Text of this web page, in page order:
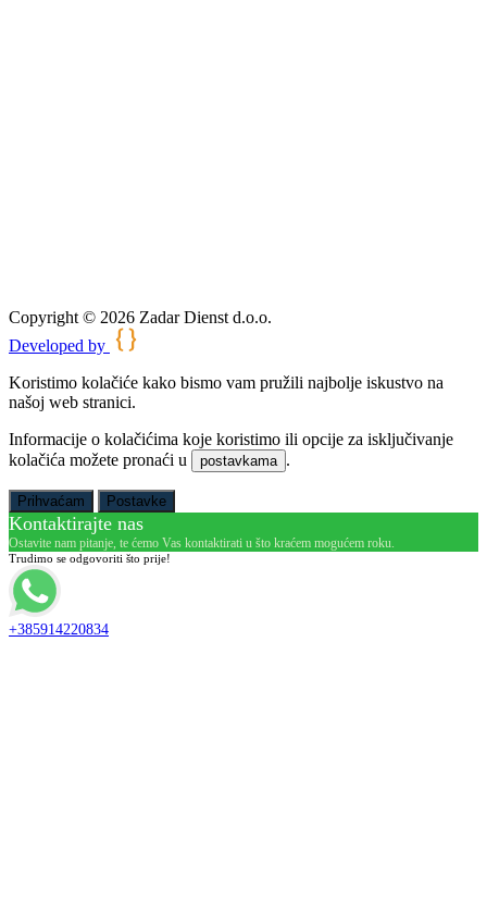
Copyright © 2026 Zadar Dienst d.o.o.
Developed by
Koristimo kolačiće kako bismo vam pružili najbolje iskustvo na
našoj web stranici.
Informacije o kolačićima koje koristimo ili opcije za isključivanje
kolačića možete pronaći u
postavkama .
Prihvaćam Postavke
Kontaktirajte nas
Ostavite nam pitanje, te ćemo Vas kontaktirati u što kraćem mogućem roku.
Trudimo se odgovoriti što prije!
+385914220834